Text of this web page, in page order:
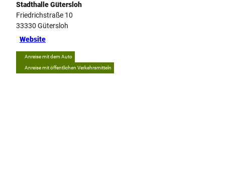
Stadthalle Gütersloh
Friedrichstraße 10
33330 Gütersloh
Website
Anreise mit dem Auto
Anreise mit öffentlichen Verkehrsmitteln